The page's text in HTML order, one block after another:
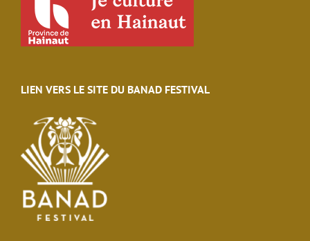
LIEN VERS LE SITE DU BANAD FESTIVAL